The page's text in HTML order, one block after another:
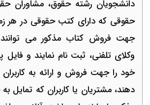
دانشجویان رشته حقوق، مشاوران
حقوقی که دارای کتب حقوقی در هر
جهت فروش کتاب مذکور می
وکلای تلفنی، ثبت نام نمایند و
خود را جهت فروش و ارائه به
دهند، مشتریان یا کاربران که تمایل